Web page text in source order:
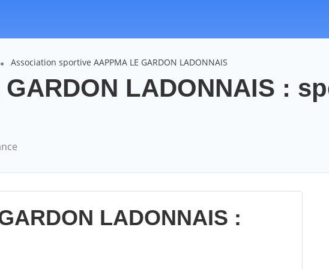
Association sportive AAPPMA LE GARDON LADONNAIS
LADONNAIS :
LADONNAIS :